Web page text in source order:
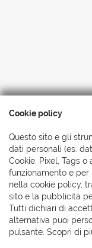
Copyright ©
riservati-Leggi
Cookie policy
Questo sito e gli
dati personali (es.
Cookie, Pixel, Tags
funzionamento e
nella cookie policy,
sito e la pubblicità
Tutti dichiari di
alternativa puoi
pulsante. Scopri di